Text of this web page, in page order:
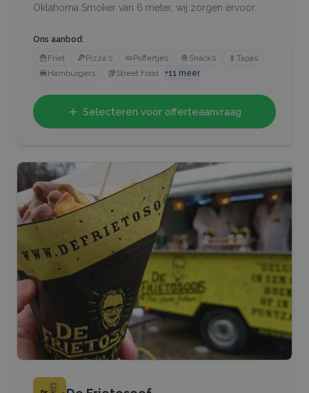
Oklahoma Smoker van 6 meter, wij zorgen ervoor.
Ons aanbod:
🍟Friet 🍕Pizza's 🫓Poffertjes 🧆Snacks 🍢 Tapas
🍔Hamburgers 🥡Street Food +11 meer
Selecteren voor offerteaanvraag